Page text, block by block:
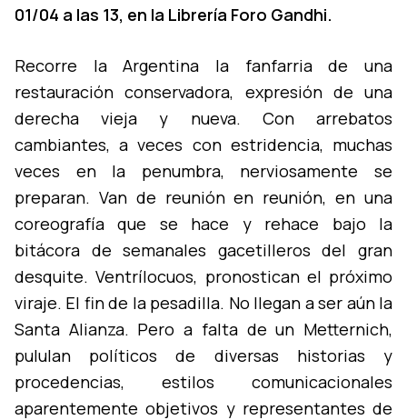
01/04 a las 13, en la Librerí­a Foro Gandhi.
Recorre la Argentina la fanfarria de una
restauración conservadora, expresión de una
derecha vieja y nueva. Con arrebatos
cambiantes, a veces con estridencia, muchas
veces en la penumbra, nerviosamente se
preparan. Van de reunión en reunión, en una
coreografí­a que se hace y rehace bajo la
bitácora de semanales gacetilleros del gran
desquite. Ventrí­locuos, pronostican el próximo
viraje. El fin de la pesadilla. No llegan a ser aún la
Santa Alianza. Pero a falta de un Metternich,
pululan polí­ticos de diversas historias y
procedencias, estilos comunicacionales
aparentemente objetivos y representantes de